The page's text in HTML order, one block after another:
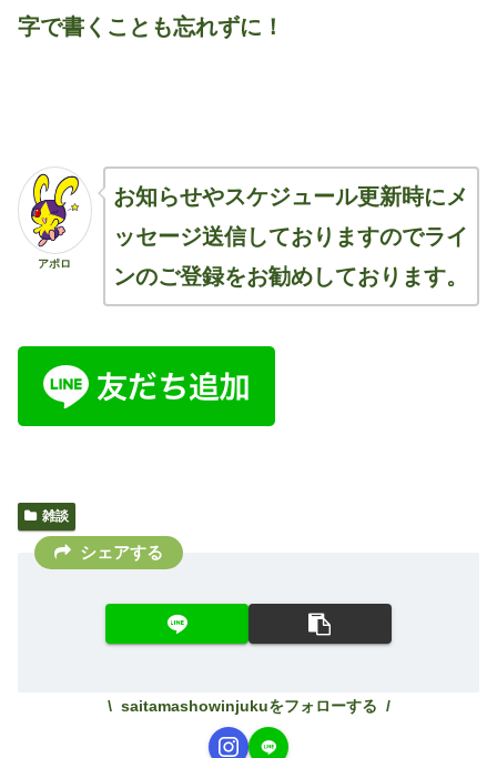
字で書くことも忘れずに！
アポロ
お知らせやスケジュール更新時にメ
ッセージ送信しておりますのでライ
ンのご登録をお勧めしております。
雑談
シェアする
saitamashowinjukuをフォローする